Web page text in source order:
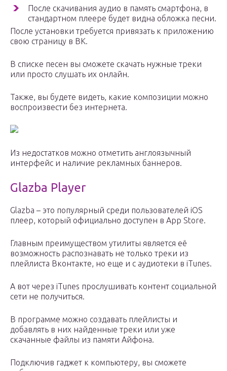
После скачивания аудио в память смартфона, в
стандартном плеере будет видна обложка песни.
После установки требуется привязать к приложению
свою страницу в ВК.
В списке песен вы сможете скачать нужные треки
или просто слушать их онлайн.
Также, вы будете видеть, какие композиции можно
воспроизвести без интернета.
Из недостатков можно отметить англоязычный
интерфейс и наличие рекламных баннеров.
Glazba Player
Glazba – это популярный среди пользователей iOS
плеер, который официально доступен в App Store.
Главным преимуществом утилиты является её
возможность распознавать не только треки из
плейлиста Вконтакте, но еще и с аудиотеки в iTunes.
А вот через iTunes прослушивать контент социальной
сети не получиться.
В программе можно создавать плейлисты и
добавлять в них найденные треки или уже
скачанные файлы из памяти Айфона.
Подключив гаджет к компьютеру, вы сможете